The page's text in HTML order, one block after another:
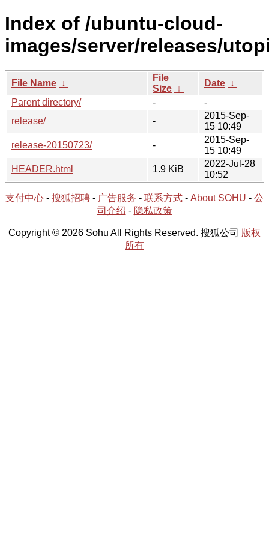
Index of /ubuntu-cloud-
images/server/releases/
File Name ↓
File
Size ↓
Date ↓
Parent directory/
-
-
release/
-
2015-Sep-
15 10:49
release-20150723/
-
2015-Sep-
15 10:49
HEADER.html
1.9 KiB
2022-Jul-28
10:52
支付中心 - 搜狐招聘 - 广告服务 - 联系方式 - About SOHU - 公
司介绍 - 隐私政策
Copyright © 2026 Sohu All Rights Reserved. 搜狐公司 版权
所有